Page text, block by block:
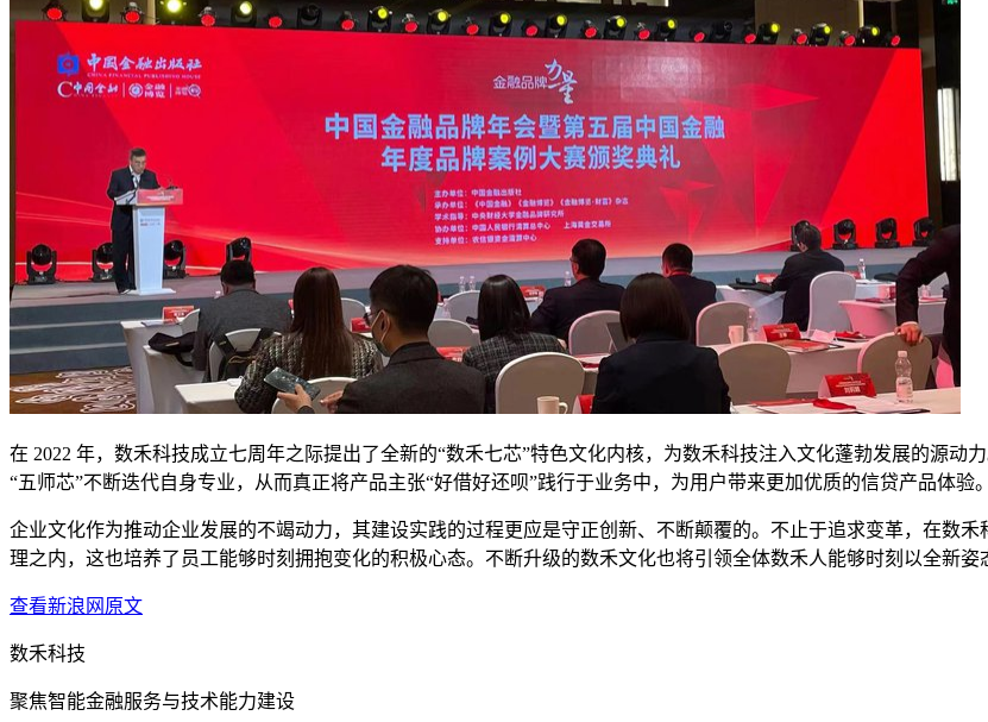
在 2022 年，数禾科技成立七周年之际提出了全新的“数禾七芯”特色文化内核，为数禾科技注入文化蓬勃发展的源动
“五师芯”不断迭代自身专业，从而真正将产品主张“好借好还呗”践行于业务中，为用户带来更加优质的信贷产品体验。
企业文化作为推动企业发展的不竭动力，其建设实践的过程更应是守正创新、不断颠覆的。不止于追求变革，在数
理之内，这也培养了员工能够时刻拥抱变化的积极心态。不断升级的数禾文化也将引领全体数禾人能够时刻以全新姿
查看新浪网 原文
数禾科技
聚焦智能金融服务与技术能力建设